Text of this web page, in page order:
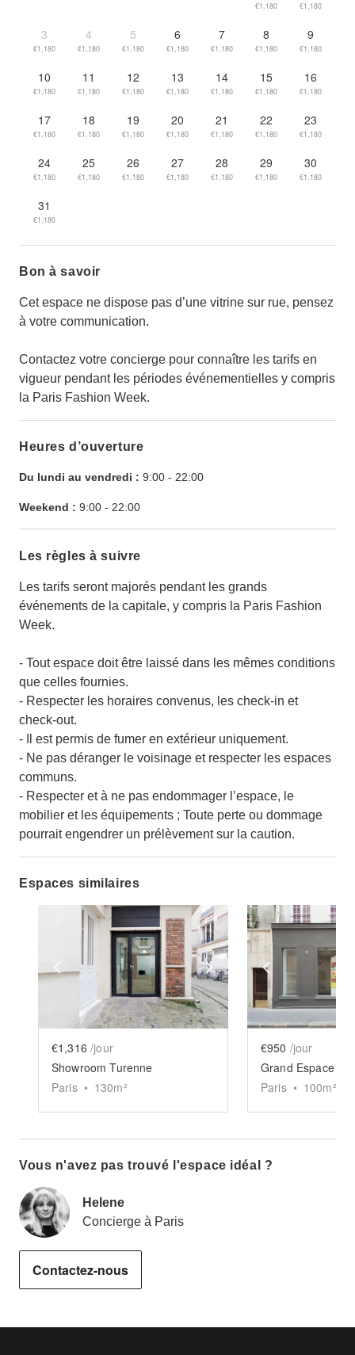
€1,180 €1,180
3
€1,180
4
€1,180
5
€1,180
6
€1,180
7
€1,180
8
€1,180
9
€1,180
10
€1,180
11
€1,180
12
€1,180
13
€1,180
14
€1,180
15
€1,180
16
€1,180
17
€1,180
18
€1,180
19
€1,180
20
€1,180
21
€1,180
22
€1,180
23
€1,180
24
€1,180
25
€1,180
26
€1,180
27
€1,180
28
€1,180
29
€1,180
30
€1,180
31
€1,180
Bon à savoir
Cet espace ne dispose pas d’une vitrine sur rue, pensez
à votre communication.
Contactez votre concierge pour connaître les tarifs en
vigueur pendant les périodes événementielles y compris
la Paris Fashion Week.
Heures d’ouverture
Du lundi au vendredi : 9:00 - 22:00
Weekend : 9:00 - 22:00
Les règles à suivre
Les tarifs seront majorés pendant les grands
événements de la capitale, y compris la Paris Fashion
Week.
- Tout espace doit être laissé dans les mêmes conditions
que celles fournies.
- Respecter les horaires convenus, les check-in et
check-out.
- Il est permis de fumer en extérieur uniquement.
- Ne pas déranger le voisinage et respecter les espaces
communs.
- Respecter et à ne pas endommager l’espace, le
mobilier et les équipements ; Toute perte ou dommage
pourrait engendrer un prélèvement sur la caution.
Espaces similaires
Show previous slide Show next slide
€1,316 /jour
Showroom Turenne
Paris • 130m²
Show
€950 /jour
Grand Espace
Paris • 100m²
Vous n'avez pas trouvé l'espace idéal ?
Helene
Concierge à Paris
Contactez-nous